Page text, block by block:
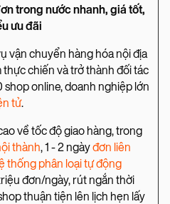
trong nước nhanh, giá tốt,
ưu đãi
vận chuyển hàng hóa nội địa
thực chiến và trở thành đối tác
online, doanh nghiệp lớn
tử.
về tốc độ giao hàng, trong
thành, 1 - 2 ngàyđơn liên
thống phân loại tự động
đơn/ngày, rút ngắn thời
thuận tiện lên lịch hẹn lấy